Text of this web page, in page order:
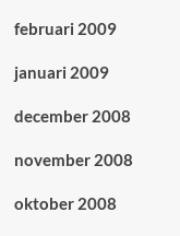
februari 2009
januari 2009
december 2008
november 2008
oktober 2008